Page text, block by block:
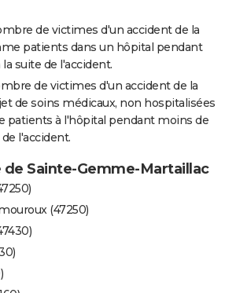
de victimes d'un accident de la
patients dans un hôpital pendant
suite de l'accident.
de victimes d'un accident de la
de soins médicaux, non hospitalisées
patients à l'hôpital pendant moins de
l'accident.
Sainte-Gemme-Martaillac
(47250)